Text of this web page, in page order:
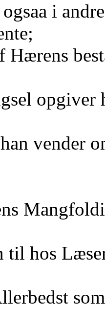
i
Hærens
opgiver
vender
til hos